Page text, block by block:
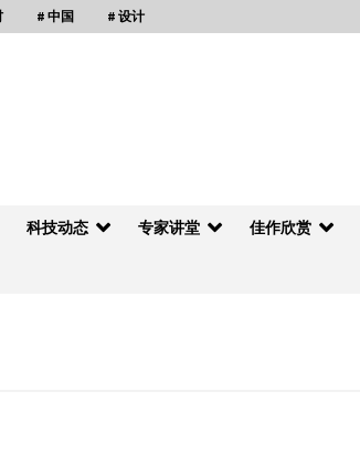
# 中国 # 设计
科技动态 专家讲堂 佳作欣赏